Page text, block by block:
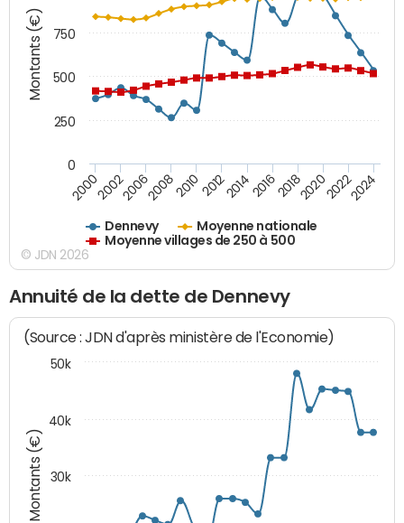
Montants (€)
Dennevy
Moyenne nationale
Moyenne villages de 250 à 500
200020022006200820102012201420162018202020222024
0
250
500
750
© JDN 2026
Annuité de la dette de Dennevy
Montants (€)
(Source : JDN d'après ministère de l'Economie)
30k
40k
50k